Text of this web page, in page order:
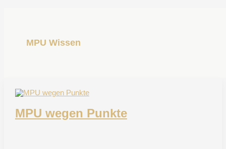
MPU Wissen
MPU wegen Punkte